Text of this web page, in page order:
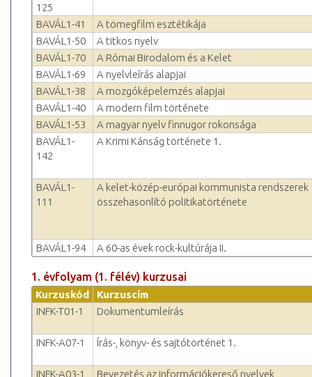
125
BAVÁL1-41
A tömegfilm esztétikája
BAVÁL1-50
A titkos nyelv
BAVÁL1-70
A Római Birodalom és a Kelet
BAVÁL1-69
A nyelvleírás alapjai
BAVÁL1-38
A mozgóképelemzés alapjai
BAVÁL1-40
A modern film története
BAVÁL1-53
A magyar nyelv finnugor rokonsága
BAVÁL1-
142
A Krimi Kánság története 1.
BAVÁL1-
111
A kelet-közép-európai kommunista rendszerek
összehasonlító politikatörténete
BAVÁL1-94 A 60-as évek rock-kultúrája II.
1. évfolyam (1. félév) kurzusai
Kurzuskód
Kurzuscím
INFK-T01-1
Dokumentumleírás
INFK-A07-1 Írás-, könyv- és sajtótörténet 1.
INFK-A03-1 Bevezetés az információkereső nyelvek